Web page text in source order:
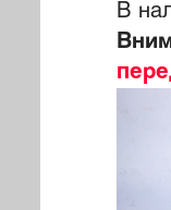
В